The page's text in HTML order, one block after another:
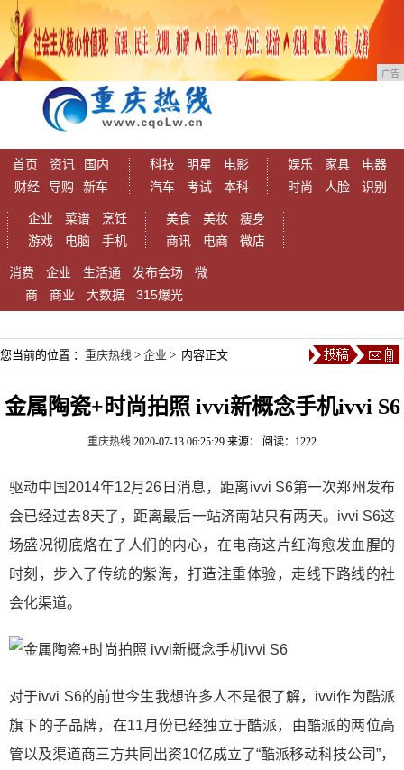
广告
首页 资讯
国内
财经
导购 新车
科技 明星
电影
汽车
考试 本科
娱乐 家具
电器
时尚
人脸 识别
企业 菜谱
烹饪
游戏
电脑 手机
美食 美妆
瘦身
商讯
电商 微店
消费 企业 生活通 发布会场
微
商
商业 大数据 315爆光
您当前的位置 ： 重庆热线 > 企业 > 内容正文
金属陶瓷+时尚拍照 ivvi新概念手机ivvi S6
重庆热线 2020-07-13 06:25:29 来源： 阅读：1222
驱动中国2014年12月26日消息，距离ivvi S6第一次郑州发布
会已经过去8天了，距离最后一站济南站只有两天。ivvi S6这
场盛况彻底烙在了人们的内心，在电商这片红海愈发血腥的
时刻，步入了传统的紫海，打造注重体验，走线下路线的社
会化渠道。
对于ivvi S6的前世今生我想许多人不是很了解，ivvi作为酷派
旗下的子品牌，在11月份已经独立于酷派，由酷派的两位高
管以及渠道商三方共同出资10亿成立了“酷派移动科技公司”，